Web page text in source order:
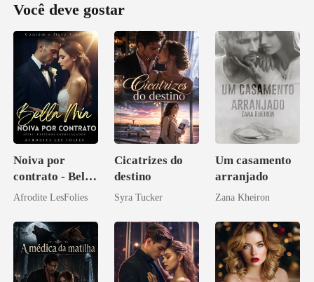
Você deve gostar
Noiva por
contrato - Bella
Mia
Afrodite LesFolies
Cicatrizes do
destino
Syra Tucker
Um casamento
arranjado
Zana Kheiron